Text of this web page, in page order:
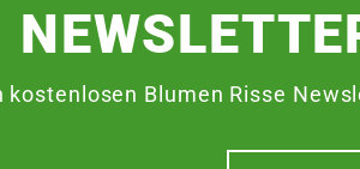
kostenlosen Blumen Risse